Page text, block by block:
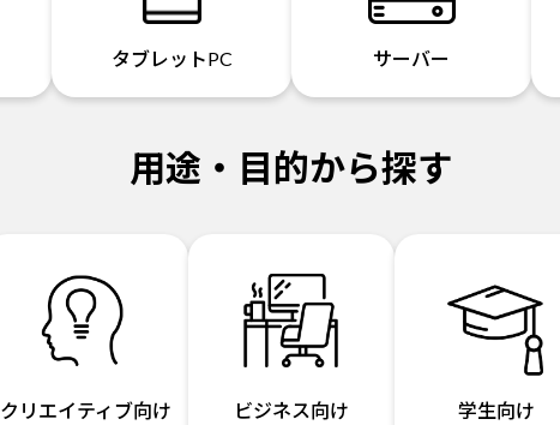
タブレットPC サーバー
用途・目的から探す
クリエイティブ向け ビジネス向け 学生向け